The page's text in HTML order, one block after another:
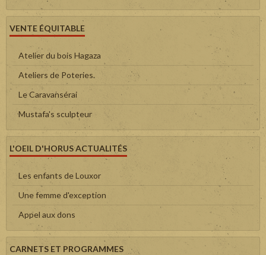
VENTE ÉQUITABLE
Atelier du bois Hagaza
Ateliers de Poteries.
Le Caravansérai
Mustafa's sculpteur
L'OEIL D'HORUS ACTUALITÉS
Les enfants de Louxor
Une femme d'exception
Appel aux dons
CARNETS ET PROGRAMMES